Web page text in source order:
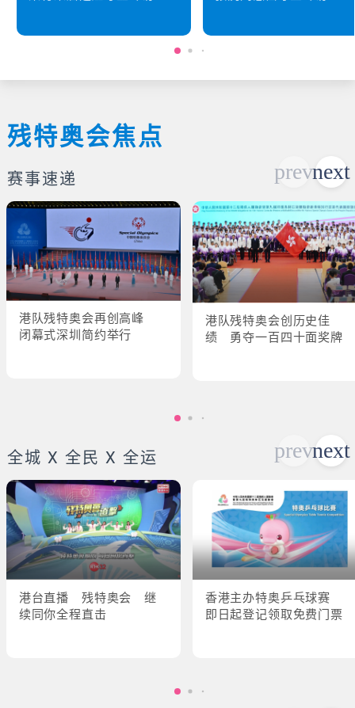
残特奥会焦点
赛事速递
港队残特奥会再创高峰
闭幕式深圳简约举行
港队残特奥会创历史佳
绩 勇夺一百四十面奖牌
全城 X 全民 X 全运
港台直播 残特奥会 继
续同你全程直击
香港主办特奥乒乓球赛
即日起登记领取免费门票